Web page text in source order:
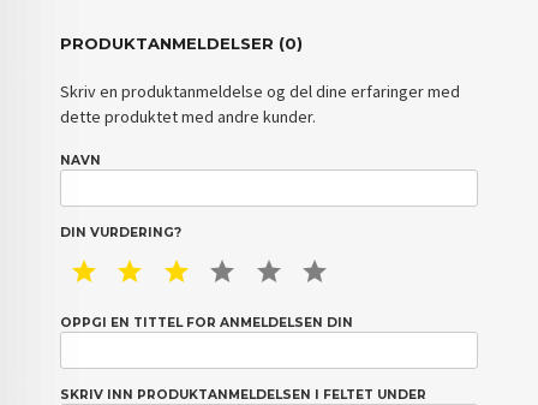
PRODUKTANMELDELSER (0)
Skriv en produktanmeldelse og del dine erfaringer med
dette produktet med andre kunder.
NAVN
DIN VURDERING?
1 STAR2 STAR3 STAR4 STAR5 STAR
OPPGI EN TITTEL FOR ANMELDELSEN DIN
SKRIV INN PRODUKTANMELDELSEN I FELTET UNDER